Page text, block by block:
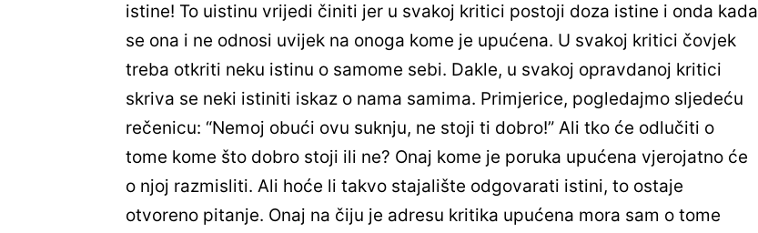
istine! To uistinu vrijedi činiti jer u svakoj kritici postoji doza istine i onda kada
se ona i ne odnosi uvijek na onoga kome je upućena. U svakoj kritici čovjek
treba otkriti neku istinu o samome sebi. Dakle, u svakoj opravdanoj kritici
skriva se neki istiniti iskaz o nama samima. Primjerice, pogledajmo sljedeću
rečenicu: “Nemoj obući ovu suknju, ne stoji ti dobro!” Ali tko će odlučiti o
tome kome što dobro stoji ili ne? Onaj kome je poruka upućena vjerojatno će
o njoj razmisliti. Ali hoće li takvo stajalište odgovarati istini, to ostaje
otvoreno pitanje. Onaj na čiju je adresu kritika upućena mora sam o tome